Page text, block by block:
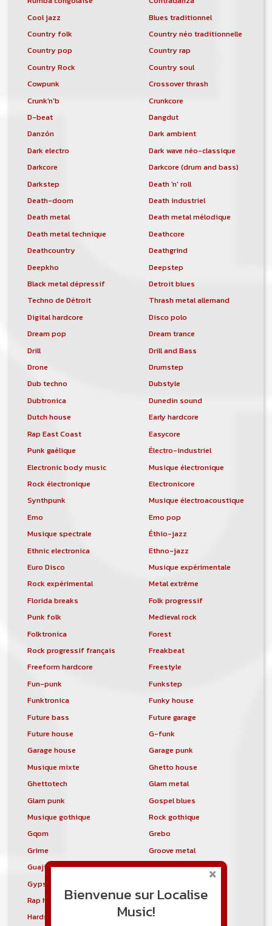
Cool jazz
Blues traditionnel
Country folk
Country néo traditionnelle
Country pop
Country rap
Country Rock
Country soul
Cowpunk
Crossover thrash
Crunk'n'b
Crunkcore
D-beat
Dangdut
Danzón
Dark ambient
Dark electro
Dark wave néo-classique
Darkcore
Darkcore (drum and bass)
Darkstep
Death 'n' roll
Death-doom
Death industriel
Death metal
Death metal mélodique
Death metal technique
Deathcore
Deathcountry
Deathgrind
Deepkho
Deepstep
Black metal dépressif
Detroit blues
Techno de Détroit
Thrash metal allemand
Digital hardcore
Disco polo
Dream pop
Dream trance
Drill
Drill and Bass
Drone
Drumstep
Dub techno
Dubstyle
Dubtronica
Dunedin sound
Dutch house
Early hardcore
Rap East Coast
Easycore
Punk gaélique
Électro-industriel
Electronic body music
Musique électronique
Rock électronique
Electronicore
Synthpunk
Musique électroacoustique
Emo
Emo pop
Musique spectrale
Éthio-jazz
Ethnic electronica
Ethno-jazz
Euro Disco
Musique expérimentale
Rock expérimental
Metal extrême
Florida breaks
Folk progressif
Punk folk
Medieval rock
Folktronica
Forest
Rock progressif français
Freakbeat
Freeform hardcore
Freestyle
Fun-punk
Funkstep
Funktronica
Funky house
Future bass
Future garage
Future house
G-funk
Garage house
Garage punk
Musique mixte
Ghetto house
Ghettotech
Glam metal
Glam punk
Gospel blues
Musique gothique
Rock gothique
Gqom
Grebo
Grime
Groove metal
Guajira
Guaracha
Gypsy punk
Rap hardcore
Industrial hardcore
Hardstep
Hardstyle
Bienvenue sur Localise
Music!